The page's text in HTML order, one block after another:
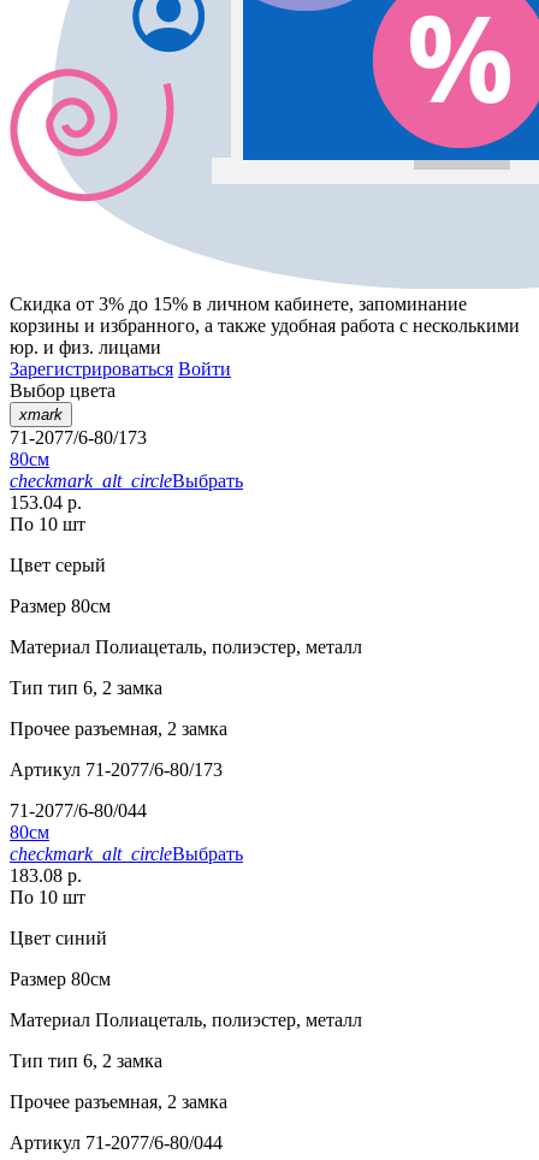
Скидка от 3% до 15% в личном кабинете, запоминание
корзины и избранного, а также удобная работа с несколькими
юр. и физ. лицами
Зарегистрироваться Войти
Выбор цвета
xmark
71-2077/6-80/173
80см
checkmark_alt_circleВыбрать
153.04 р.
По 10 шт
Цвет серый
Размер 80см
Материал Полиацеталь, полиэстер, металл
Тип тип 6, 2 замка
Прочее разъемная, 2 замка
Артикул 71-2077/6-80/173
71-2077/6-80/044
80см
checkmark_alt_circleВыбрать
183.08 р.
По 10 шт
Цвет синий
Размер 80см
Материал Полиацеталь, полиэстер, металл
Тип тип 6, 2 замка
Прочее разъемная, 2 замка
Артикул 71-2077/6-80/044